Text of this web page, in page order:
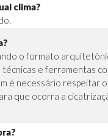
clima?
o formato
técnicas e ferramentas
é necessário respeitar
que ocorra a